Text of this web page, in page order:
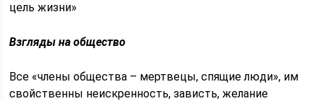
цель жизни»
Взгляды на общество
Все «члены общества – мертвецы, спящие люди», им
свойственны неискренность, зависть, желание